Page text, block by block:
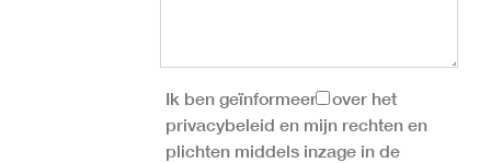
Ik ben geïnformeerd over het
privacybeleid en mijn rechten en
plichten middels inzage in de